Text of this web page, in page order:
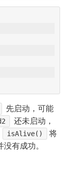
先启动，可能
还未启动，
isAlive()
将
有成功。